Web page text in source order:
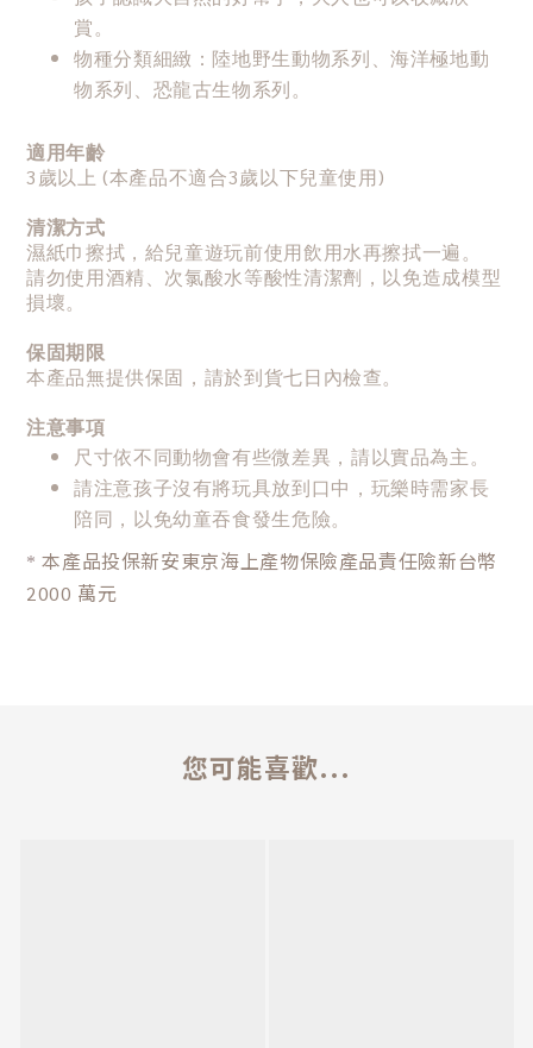
賞。
物種分類細緻：陸地野生動物系列、海洋極地動
物系列、恐龍古生物系列。
適用年齡
3歲以上 (本產品不適合3歲以下兒童使用)
清潔方式
濕紙巾擦拭，給兒童遊玩前使用飲用水再擦拭一遍。
請勿使用酒精、次氯酸水等酸性清潔劑，以免造成模型
損壞。
保固期限
本產品無提供保固，請於到貨七日內檢查。
注意事項
尺寸依不同動物會有些微差異，請以實品為主。
請注意孩子沒有將玩具放到口中，玩樂時需家長
陪同，以免幼童吞食發生危險。
*本產品投保新安東京海上產物保險產品責任險新台幣
2000 萬元
您可能喜歡...